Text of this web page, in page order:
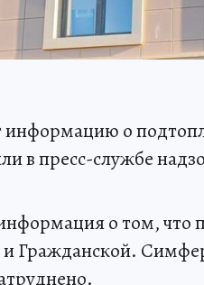
о
в пресс-службе
о том, что
и Гражданской.